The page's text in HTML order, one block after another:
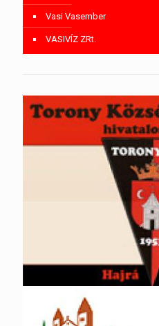
Vasi Vasember
VASIVÍZ ZRt.